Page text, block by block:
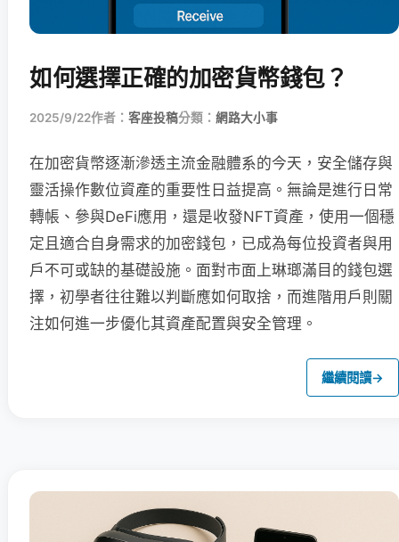
如何選擇正確的加密貨幣錢包？
2025/9/22作者： 客座投稿分類： 網路大小事
在加密貨幣逐漸滲透主流金融體系的今天，安全儲存與
靈活操作數位資產的重要性日益提高。無論是進行日常
轉帳、參與DeFi應用，還是收發NFT資產，使用一個穩
定且適合自身需求的加密錢包，已成為每位投資者與用
戶不可或缺的基礎設施。面對市面上琳瑯滿目的錢包選
擇，初學者往往難以判斷應如何取捨，而進階用戶則關
注如何進一步優化其資產配置與安全管理。
繼續閱讀→